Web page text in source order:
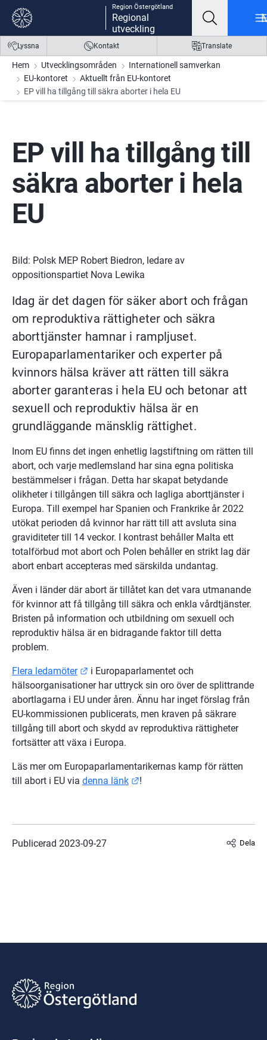
Gå till innehåll
Gå till meny
Gå till sidfot
Region Östergötland
Regional
utveckling
Lyssna Kontakt Translate
Hem Utvecklingsområden
Internationell samverkan
EU-kontoret
Aktuellt från EU-kontoret
EP vill ha tillgång till säkra aborter i hela EU
EP vill ha tillgång till
säkra aborter i hela
EU
Bild: Polsk MEP Robert Biedron, ledare av
oppositionspartiet Nova Lewika
Idag är det dagen för säker abort och frågan
om reproduktiva rättigheter och säkra
aborttjänster hamnar i rampljuset.
Europaparlamentariker och experter på
kvinnors hälsa kräver att rätten till säkra
aborter garanteras i hela EU och betonar att
sexuell och reproduktiv hälsa är en
grundläggande mänsklig rättighet.
Inom EU finns det ingen enhetlig lagstiftning om rätten till
abort, och varje medlemsland har sina egna politiska
bestämmelser i frågan. Detta har skapat betydande
olikheter i tillgången till säkra och lagliga aborttjänster i
Europa. Till exempel har Spanien och Frankrike år 2022
utökat perioden då kvinnor har rätt till att avsluta sina
graviditeter till 14 veckor. I kontrast behåller Malta ett
totalförbud mot abort och Polen behåller en strikt lag där
abort enbart accepteras med särskilda undantag.
Även i länder där abort är tillåtet kan det vara utmanande
för kvinnor att få tillgång till säkra och enkla vårdtjänster.
Bristen på information och utbildning om sexuell och
reproduktiv hälsa är en bidragande faktor till detta
problem.
Flera ledamöter Länk till annan webbplats.
i Europaparlamentet och
hälsoorganisationer har uttryck sin oro över de splittrande
abortlagarna i EU under åren. Ännu har inget förslag från
EU-kommissionen publicerats, men kraven på säkrare
tillgång till abort och skydd av reproduktiva rättigheter
fortsätter att växa i Europa.
Läs mer om Europaparlamentarikernas kamp för rätten
till abort i EU via denna länk Länk till annan webbplats.
!
Publicerad 2023-09-27 Dela